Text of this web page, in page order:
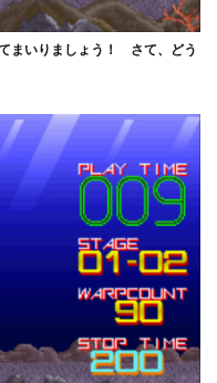
まいりましょう！ さて、どう